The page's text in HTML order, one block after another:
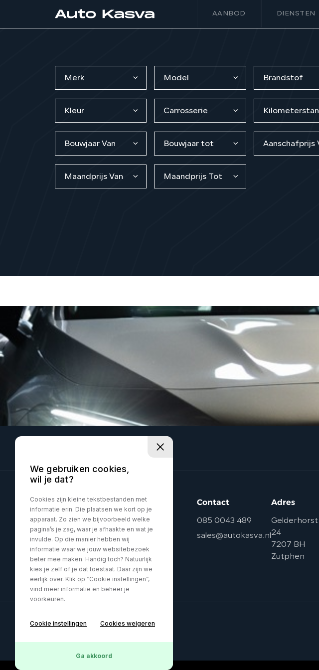
AANBOD DIENSTEN
Merk Model Brandstof
Kleur Carrosserie
Bouwjaar Van Bouwjaar tot
Maandprijs Van Maandprijs Tot
Contact
085 0043 489
sales@autokasva.nl
Adres
Gelderhorst
24
7207 BH
Zutphen
Privacy policy
We gebruiken cookies,
wil je dat?
Cookies zijn kleine tekstbestanden met
informatie erin. Die plaatsen we kort op je
apparaat. Zo zien we bijvoorbeeld welke
pagina’s je zag, waar je afhaakte en wat je
invulde. Op die manier hebben wij
informatie waar we jouw websitebezoek
beter mee maken. Handig toch? Natuurlijk
kies je zelf of je dat toestaat. Daar zijn we
eerlijk over. Klik op “Cookie instellingen”,
vind meer informatie en beheer je
voorkeuren.
Cookie instellingen Cookies weigeren
Ga akkoord